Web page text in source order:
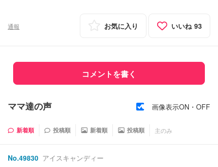
通報 お気に入り いいね 93
コメントを書く
ママ達の声 画像表示ON・OFF
新着順 投稿順 新着順 投稿順 主のみ
No.49830 アイスキャンディー